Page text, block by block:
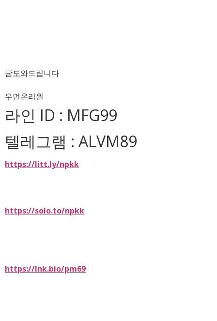
담도와드립니다
우먼온리원
라인 ID : MFG99
텔레그램 : ALVM89
https://litt.ly/npkk
https://solo.to/npkk
https://lnk.bio/pm69